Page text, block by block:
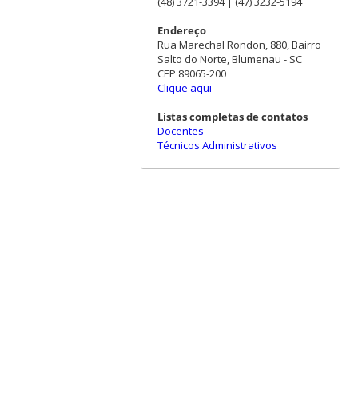
Endereço
Rua Marechal Rondon, 880, Bairro
Salto do Norte, Blumenau - SC
CEP 89065-200
Clique aqui
Listas completas de contatos
Docentes
Técnicos Administrativos